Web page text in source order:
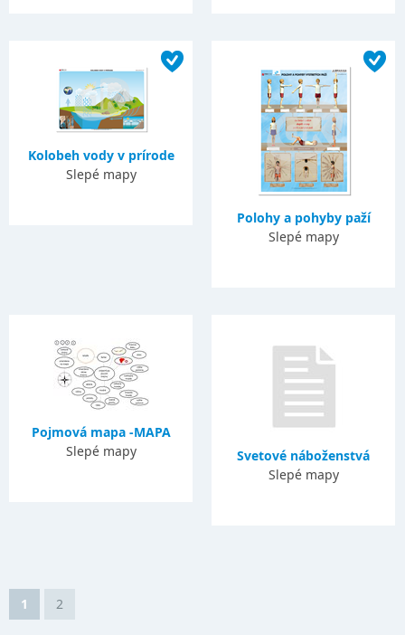
Kolobeh vody v prírode
Slepé mapy
Polohy a pohyby paží
Slepé mapy
Pojmová mapa -MAPA
Slepé mapy
Svetové náboženstvá
Slepé mapy
1 2